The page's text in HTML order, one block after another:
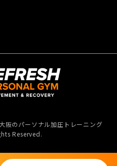
阪のパーソナル加圧トレーニング
Reserved.